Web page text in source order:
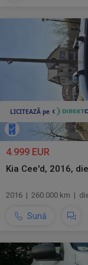
4.999 EUR
Kia Cee'd, 2016,
2016 | 260.000 km |
Sună